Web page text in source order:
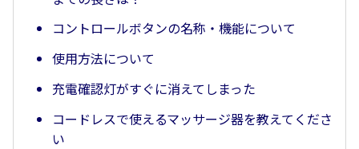
コントロールボタンの名称・機能について
使用方法について
充電確認灯がすぐに消えてしまった
コードレスで使えるマッサージ器を教えてくださ
い